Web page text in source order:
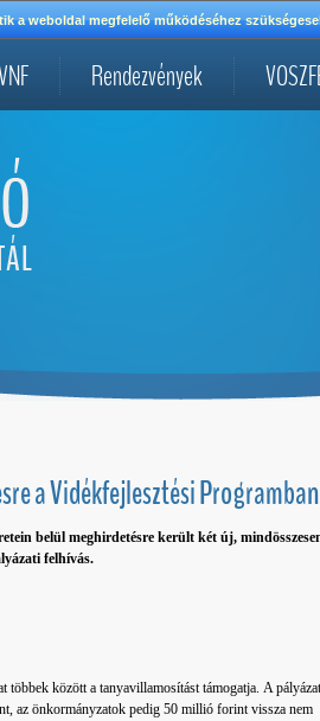
a weboldal megfelelő működéséhez
Rendezvények
a Vidékfejlesztési
belül meghirdetésre került két új,
felhívás.
között a tanyavillamosítást támogatja. A
az önkormányzatok pedig 50 millió forint vissza nem